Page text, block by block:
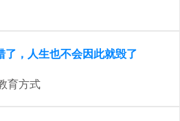
了，人生也不会因此就毁了
育方式